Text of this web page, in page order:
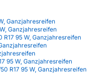
Ganzjahresreifen
Ganzjahresreifen
95 W, Ganzjahresreifen
95 W, Ganzjahresreifen
R17 95 W, Ganzjahresreifen